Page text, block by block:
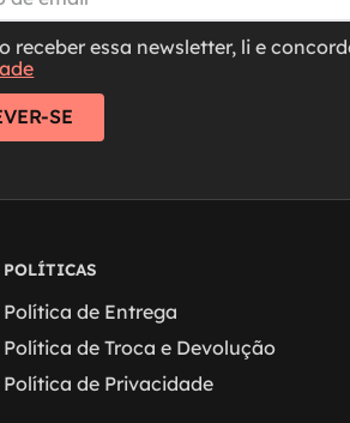
receber essa newsletter, li e
SE
POLÍTICAS
Política de Entrega
Política de Troca e Devolução
Política de Privacidade